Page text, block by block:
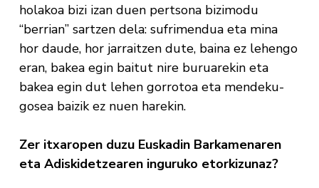
holakoa bizi izan duen pertsona bizimodu
“berrian” sartzen dela: sufrimendua eta mina
hor daude, hor jarraitzen dute, baina ez lehengo
eran, bakea egin baitut nire buruarekin eta
bakea egin dut lehen gorrotoa eta mendeku-
gosea baizik ez nuen harekin.
Zer itxaropen duzu Euskadin Barkamenaren
eta Adiskidetzearen inguruko etorkizunaz?